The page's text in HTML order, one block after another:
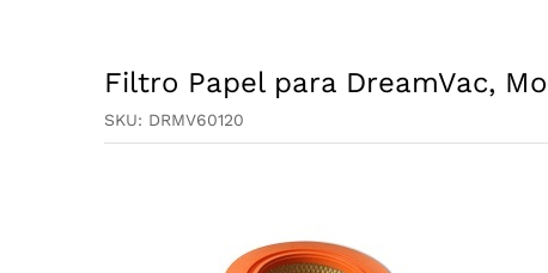
Filtro Papel para DreamVac,
SKU: DRMV60120